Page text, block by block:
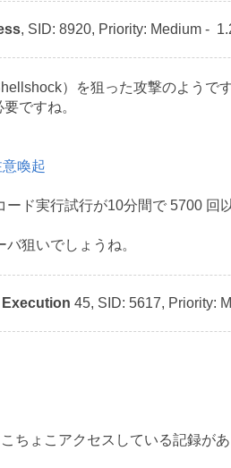
, SID: 8920, Priority: Medium -
）を狙った攻撃のようです
ですね。
喚起
ド実行試行が10分間で 5700 回
狙いでしょうね。
Execution 45, SID: 5617, Priority:
ちょこアクセスしている記録が